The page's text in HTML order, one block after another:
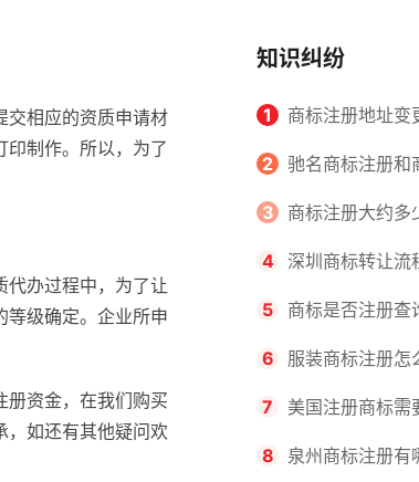
交相应的资质申请材
制作。所以，为了
代办过程中，为了让
等级确定。企业所申
册资金，在我们购买
，如还有其他疑问欢
知识纠纷
1 商标注册地址变
怎么提交申请书件？
2 驰名商标注册和
区别？
3 商标注册大约多
查询的方式有哪些？
4 深圳商标转让流
要求？商标转让所
5 商标是否注册查
有哪些步骤？
6 服装商标注册怎
标流程有哪些？
7 美国注册商标需
国商标办理流程有
8 泉州商标注册有